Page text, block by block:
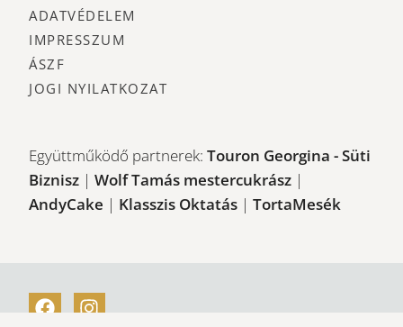
ADATVÉDELEM
IMPRESSZUM
ÁSZF
JOGI NYILATKOZAT
Együttműködő partnerek:Touron Georgina - Süti
Biznisz |Wolf Tamás mestercukrász |
AndyCake | Klasszis Oktatás |TortaMesék